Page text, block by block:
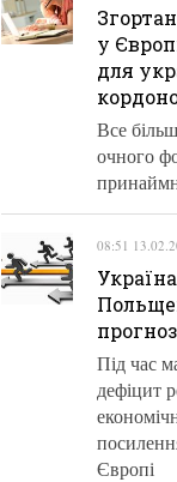
у
для
Все
очного
08:51
Під час
дефіцит
Європі